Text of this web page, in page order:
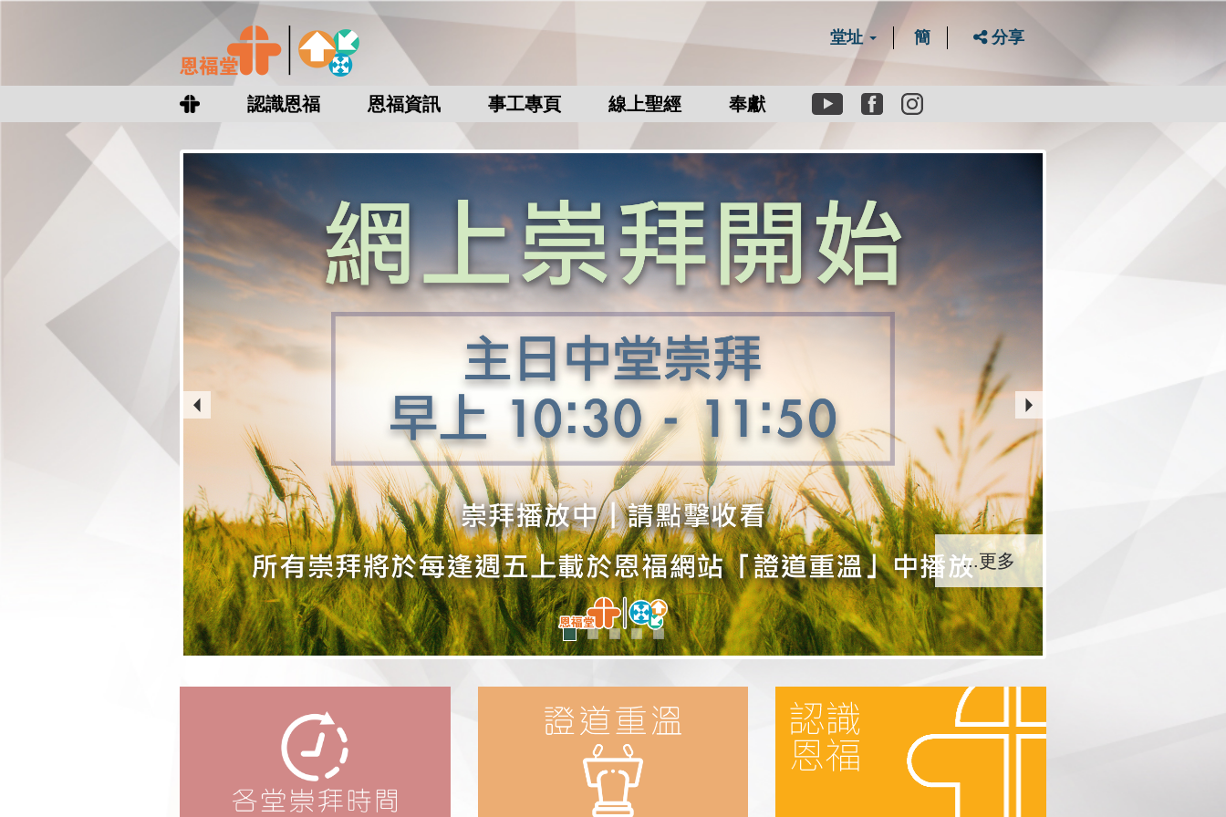
堂址 簡 分享
認識恩福 恩福資訊 事工專頁 線上聖經 奉獻
YoutubeFacebook
...更多
...更多